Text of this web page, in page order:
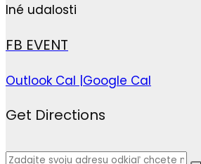
Iné udalosti
FB EVENT
Outlook Cal |Google Cal
Get Directions